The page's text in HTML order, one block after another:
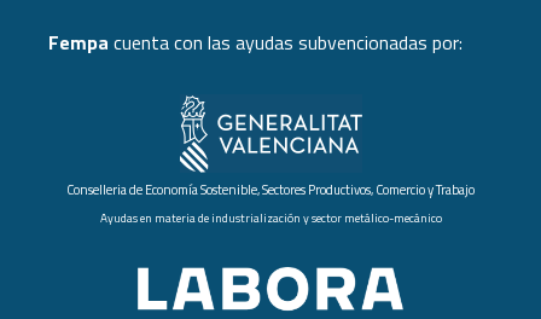
Fempa cuenta con las ayudas subvencionadas por:
Conselleria de Economía Sostenible, Sectores Productivos, Comercio y Trabajo
Ayudas en materia de industrialización y sector metálico-mecánico